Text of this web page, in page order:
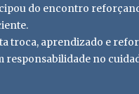
do encontro
troca, aprendizado e
responsabilidade no